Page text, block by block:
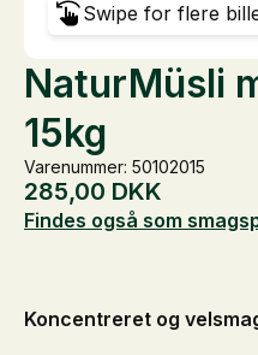
Swipe for flere
NaturMüsli
15kg
Varenummer: 50102015
285,00 DKK
Findes også som
Koncentreret og